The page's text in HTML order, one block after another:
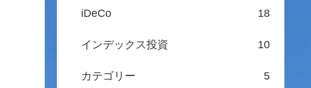
iDeCo 18
インデックス投資 10
カテゴリー 5